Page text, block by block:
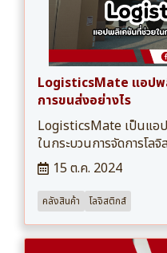
LogisticsMate แอปพ
การขนส่งอย่างไร
LogisticsMate เป็นแอ
ในกระบวนการจัดการโล
15 ต.ค. 2024
คลังสินค้า โลจิสติกส์